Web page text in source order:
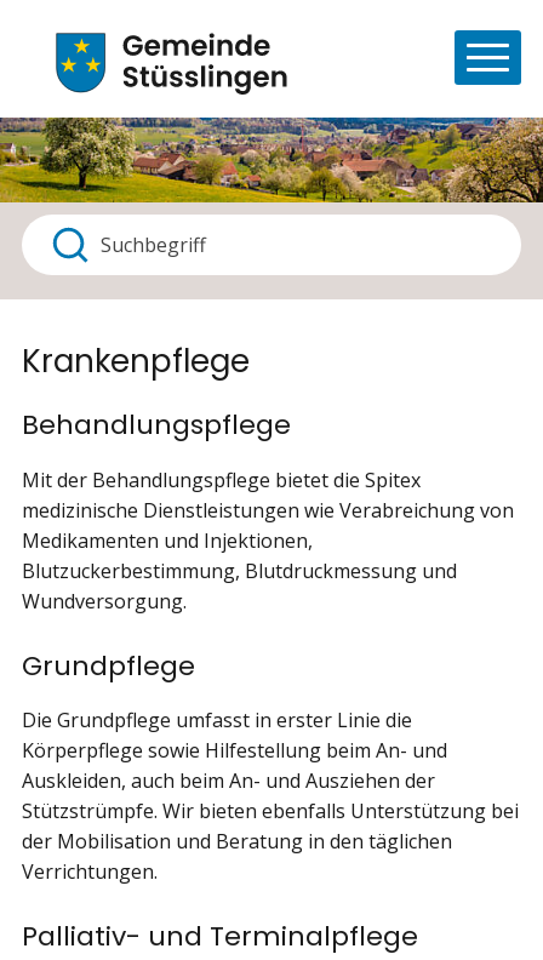
Suchbegriff
Suche starten
Krankenpflege
Behandlungspflege
Mit der Behandlungspflege bietet die Spitex
medizinische Dienstleistungen wie Verabreichung von
Medikamenten und Injektionen,
Blutzuckerbestimmung, Blutdruckmessung und
Wundversorgung.
Grundpflege
Die Grundpflege umfasst in erster Linie die
Körperpflege sowie Hilfestellung beim An- und
Auskleiden, auch beim An- und Ausziehen der
Stützstrümpfe. Wir bieten ebenfalls Unterstützung bei
der Mobilisation und Beratung in den täglichen
Verrichtungen.
Palliativ- und Terminalpflege